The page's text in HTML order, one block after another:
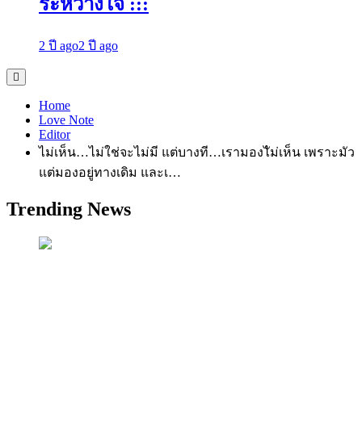
ระหว่างใจ :::
2 ปี ago2 ปี ago
Home
Love Note
Editor
ไม่เห็น…ไม่ใช่จะไม่มี แต่บางที…เรามองไัม่เห็น เพราะมัว
แต่มองอยู่ทางเดิม และเ…
Trending News